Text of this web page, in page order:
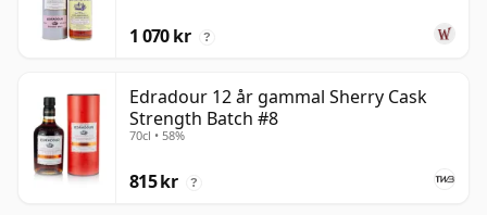
1 070 kr ?
Edradour 12 år gammal Sherry Cask
Strength Batch #8
70cl • 58%
815 kr ?